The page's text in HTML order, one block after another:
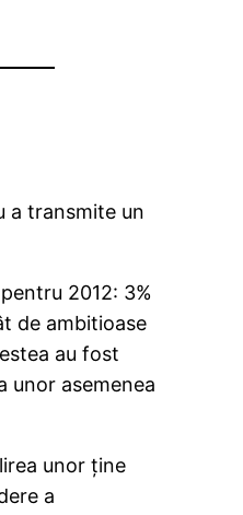
a transmite un
2012: 3%
de ambitioase
au fost
unor asemenea
unor ţine
a